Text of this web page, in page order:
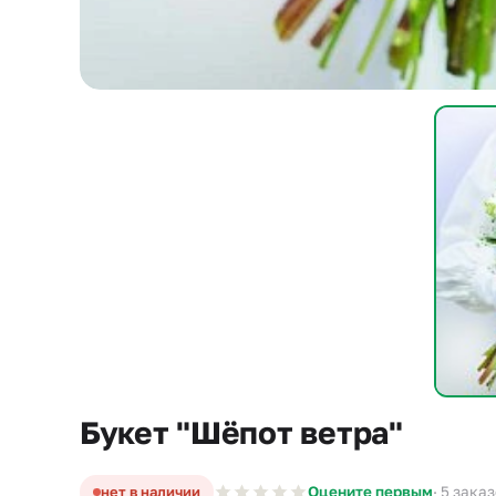
Букет "Шёпот ветра"
нет в наличии Оцените первым· 5